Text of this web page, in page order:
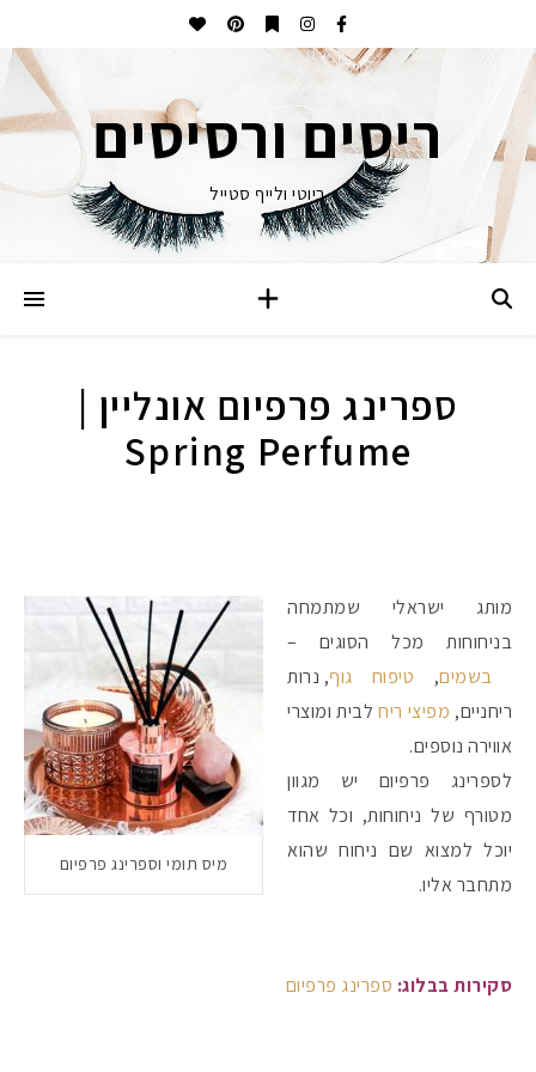
ריסים ורסיסים
ביוטי ולייף סטייל
ספרינג פרפיום אונליין |
Spring Perfume
מיס תומי וספרינג פרפיום
מותג ישראלי שמתמחה
בניחוחות מכל הסוגים –
בשמים, טיפוח גוף, נרות
ריחניים, מפיצי ריח לבית ומוצרי
אווירה נוספים.
לספרינג פרפיום יש מגוון
מטורף של ניחוחות, וכל אחד
יוכל למצוא שם ניחוח שהוא
מתחבר אליו.
סקירות בבלוג: ספרינג פרפיום